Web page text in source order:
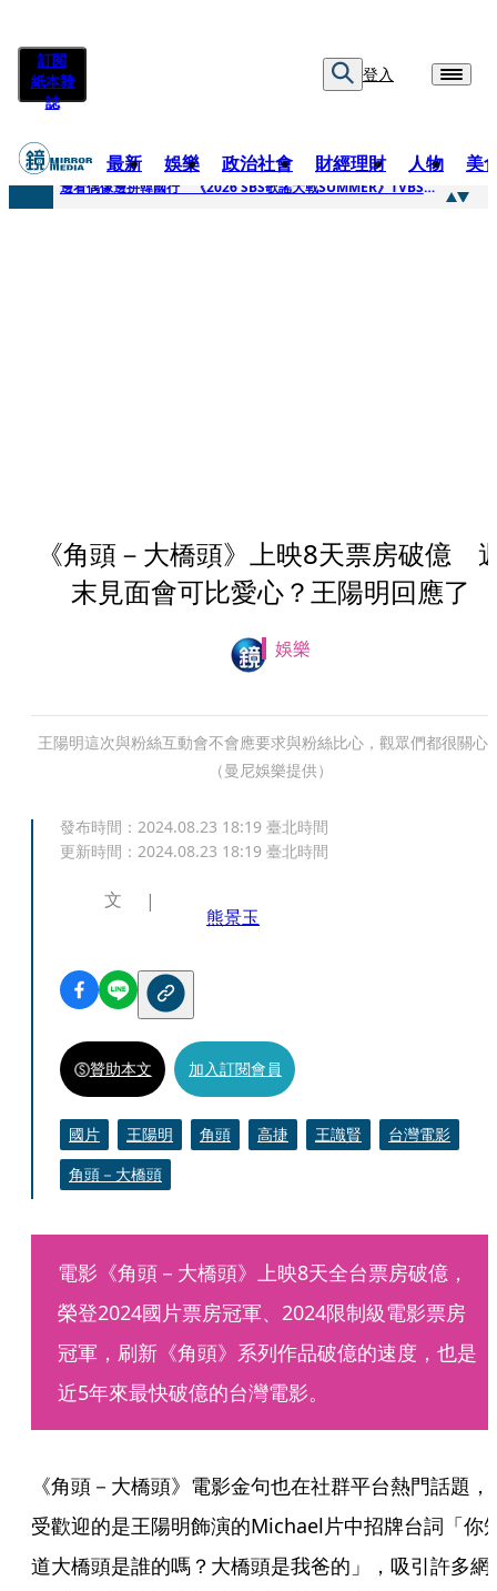
訂閱
紙本雜
誌
登入
最新 娛樂 政治社會 財經理財 人物 美
快訊
邊看偶像邊拚韓國行 《2026 SBS歌謠大戰SUMMER》TVBS直播祭追星福利
《角頭－大橋頭》上映8天票房破億
末見面會可比愛心？王陽明回應了
娛樂
王陽明這次與粉絲互動會不會應要求與粉絲比心，觀眾們都很關心
（曼尼娛樂提供）
發布時間： 2024.08.23 18:19 臺北時間
更新時間： 2024.08.23 18:19 臺北時間
文
熊景玉
贊助本文 加入訂閱會員
國片 王陽明 角頭 高捷 王識賢
台灣電影
角頭－大橋頭
電影《角頭－大橋頭》上映8天全台票房破億，
榮登2024國片票房冠軍、2024限制級電影票房
冠軍，刷新《角頭》系列作品破億的速度，也是
近5年來最快破億的台灣電影。
《角頭－大橋頭》電影金句也在社群平台熱門話題，
受歡迎的是王陽明飾演的Michael片中招牌台詞「你
道大橋頭是誰的嗎？大橋頭是我爸的」，吸引許多網